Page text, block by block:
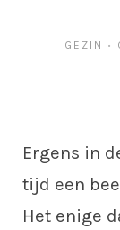
GEZIN •
Ergens in
tijd een
Het enige